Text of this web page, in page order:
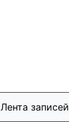
Лента записей